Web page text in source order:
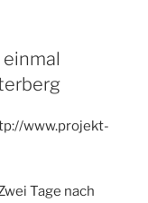
www.projekt-
Tage nach